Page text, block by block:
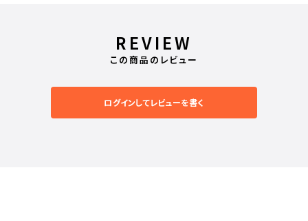
REVIEW
この商品のレビュー
ログインしてレビューを書く